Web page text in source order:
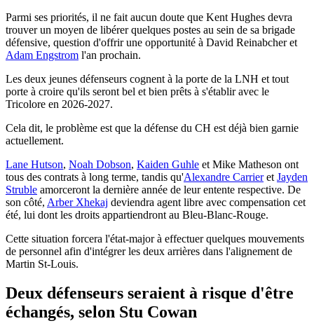
Parmi ses priorités, il ne fait aucun doute que Kent Hughes devra
trouver un moyen de libérer quelques postes au sein de sa brigade
défensive, question d'offrir une opportunité à David Reinabcher et
Adam Engstrom l'an prochain.
Les deux jeunes défenseurs cognent à la porte de la LNH et tout
porte à croire qu'ils seront bel et bien prêts à s'établir avec le
Tricolore en 2026-2027.
Cela dit, le problème est que la défense du CH est déjà bien garnie
actuellement.
Lane Hutson, Noah Dobson, Kaiden Guhle et Mike Matheson ont
tous des contrats à long terme, tandis qu'Alexandre Carrieret Jayden
Struble amorceront la dernière année de leur entente respective. De
son côté, Arber Xhekaj deviendra agent libre avec compensation cet
été, lui dont les droits appartiendront au Bleu-Blanc-Rouge.
Cette situation forcera l'état-major à effectuer quelques mouvements
de personnel afin d'intégrer les deux arrières dans l'alignement de
Martin St-Louis.
Deux défenseurs seraient à risque d'être
échangés, selon Stu Cowan